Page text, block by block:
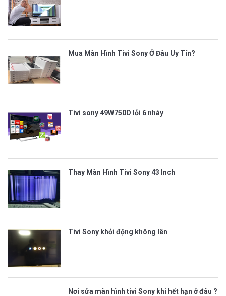
Mua Màn Hình Tivi Sony Ở Đâu Uy Tín?
Tivi sony 49W750D lỗi 6 nháy
Thay Màn Hình Tivi Sony 43 Inch
Tivi Sony khởi động không lên
Nơi sửa màn hình tivi Sony khi hết hạn ở đâu ?